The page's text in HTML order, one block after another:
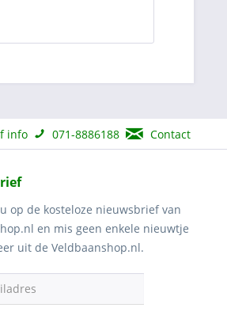
info 071-8886188 Contact
op de kosteloze nieuwsbrief van
en mis geen enkele nieuwtje
uit de Veldbaanshop.nl.